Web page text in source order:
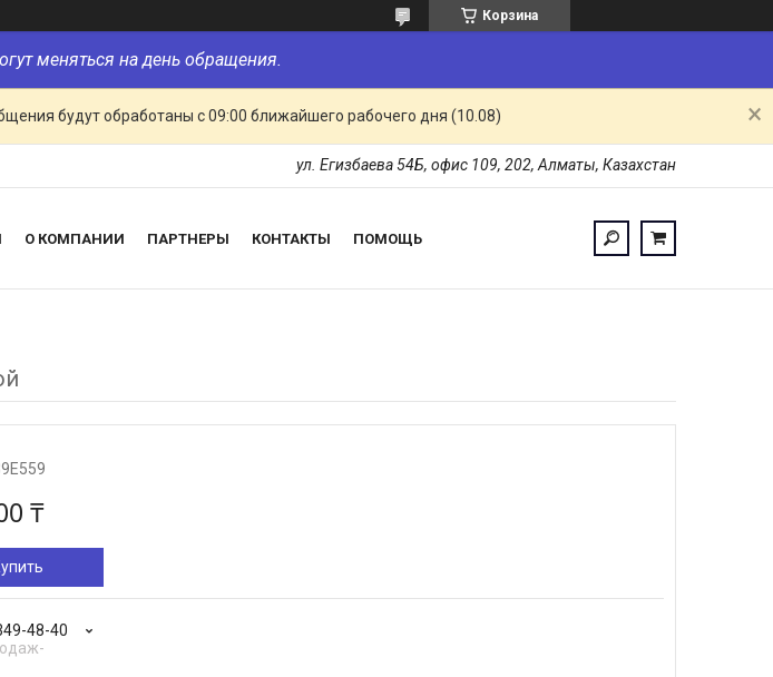
Корзина
меняться на день обращения.
будут обработаны с 09:00 ближайшего рабочего дня (10.08)
ул. Егизбаева 54Б, офис 109, 202, Алматы, Казахстан
О КОМПАНИИ ПАРТНЕРЫ КОНТАКТЫ ПОМОЩЬ
₸
48-40